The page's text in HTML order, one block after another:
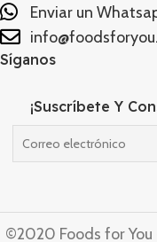
Enviar un
Síganos
¡Suscríbete Y
©2020 Foods for